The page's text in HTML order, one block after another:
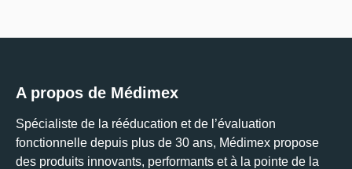
A propos de Médimex
Spécialiste de la rééducation et de l’évaluation
fonctionnelle depuis plus de 30 ans, Médimex propose
des produits innovants, performants et à la pointe de la